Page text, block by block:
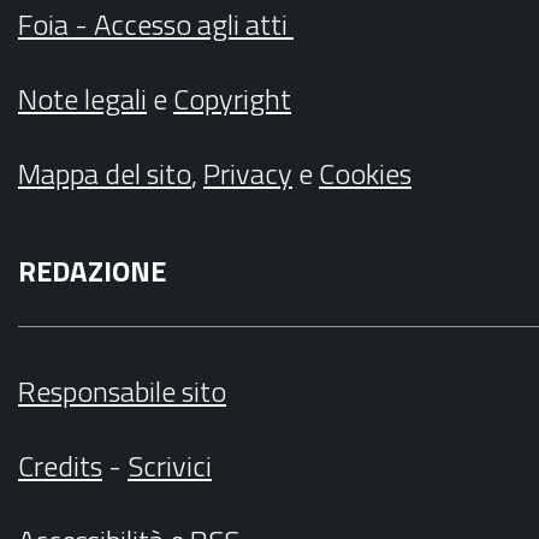
Foia - Accesso agli atti
Note legalieCopyright
Mappa del sito,PrivacyeCookies
REDAZIONE
Responsabile sito
Credits- Scrivici